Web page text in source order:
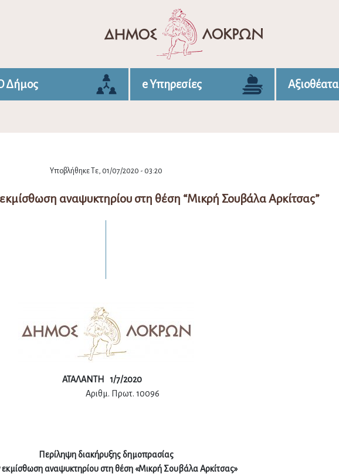
Δήμος e Υπηρεσίες Αξιοθέατα
Υποβλήθηκε Τε, 01/07/2020 - 03:20
αναψυκτηρίου στη θέση “Μικρή Σουβάλα Αρκίτσας”
ΑΤΑΛΑΝΤΗ 1/7/2020
Αριθμ. Πρωτ. 10096
Περίληψη διακήρυξης δημοπρασίας
εκμίσθωση αναψυκτηρίου στη θέση «Μικρή Σουβάλα Αρκίτσας»